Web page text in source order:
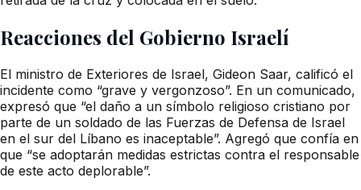
Reacciones del Gobierno Israelí
El ministro de Exteriores de Israel, Gideon Saar, calificó el
incidente como “grave y vergonzoso”. En un comunicado,
expresó que “el daño a un símbolo religioso cristiano por
parte de un soldado de las Fuerzas de Defensa de Israel
en el sur del Líbano es inaceptable”. Agregó que confía en
que “se adoptarán medidas estrictas contra el responsable
de este acto deplorable”.